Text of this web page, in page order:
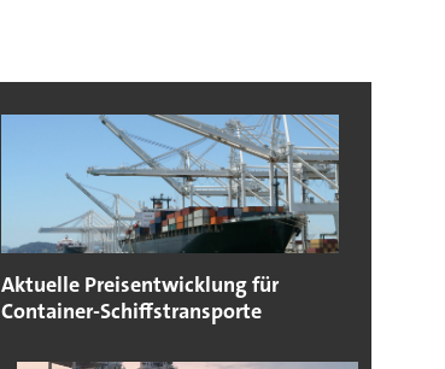
Aktuelle Preisentwicklung für
Container-Schiffstransporte